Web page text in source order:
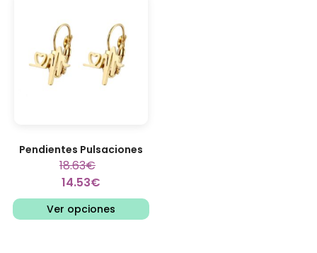
Pendientes Pulsaciones
18.63€
14.53€
Ver opciones